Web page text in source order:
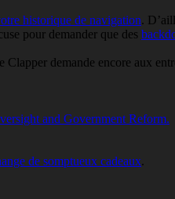
historique de navigation.
pour demander que des
demande encore aux
and Government Reform.
de somptueux cadeaux.